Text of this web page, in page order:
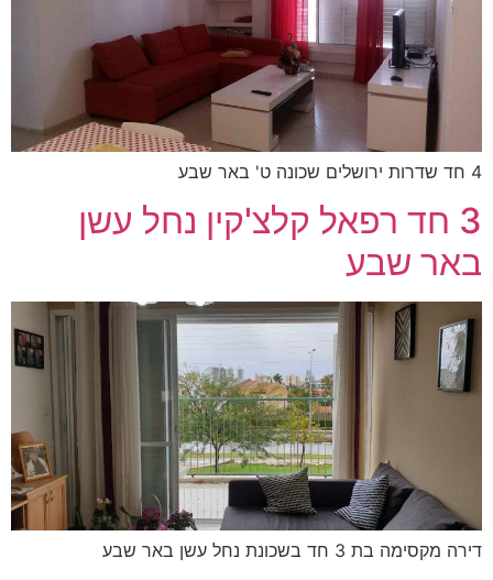
4 חד שדרות ירושלים שכונה ט' באר שבע
3 חד רפאל קלצ'קין נחל עשן
באר שבע
דירה מקסימה בת 3 חד בשכונת נחל עשן באר שבע